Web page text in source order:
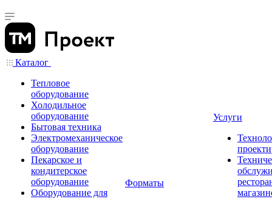
Каталог
Тепловое
оборудование
Холодильное
оборудование
Бытовая техника
Электромеханическое
оборудование
Пекарское и
кондитерское
оборудование
Оборудование для
Форматы
Услуги